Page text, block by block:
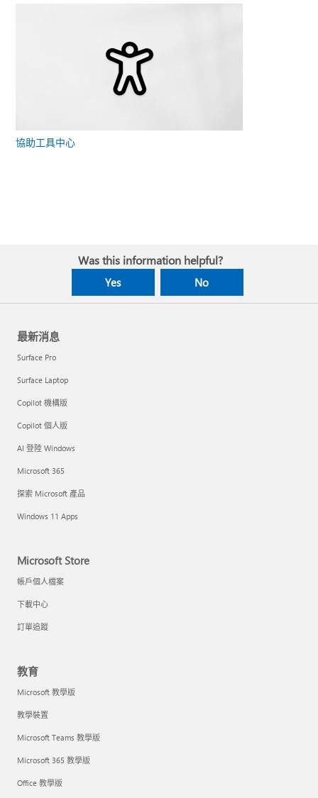
協助工具中心
Was this information helpful?
Yes No
最新消息
Surface Pro
Surface Laptop
Copilot 機構版
Copilot 個人版
AI 登陸 Windows
Microsoft 365
探索 Microsoft 產品
Windows 11 Apps
Microsoft Store
帳戶個人檔案
下載中心
訂單追蹤
教育
Microsoft 教學版
教學裝置
Microsoft Teams 教學版
Microsoft 365 教學版
Office 教學版